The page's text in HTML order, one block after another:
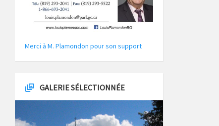
Merci à M. Plamondon pour son support
GALERIE SÉLECTIONNÉE